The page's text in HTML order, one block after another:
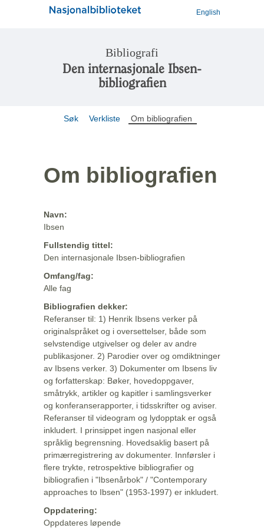
English
Bibliografi
Den internasjonale Ibsen-
bibliografien
Søk Verkliste Om bibliografien
Om bibliografien
Navn:
Ibsen
Fullstendig tittel:
Den internasjonale Ibsen-bibliografien
Omfang/fag:
Alle fag
Bibliografien dekker:
Referanser til: 1) Henrik Ibsens verker på
originalspråket og i oversettelser, både som
selvstendige utgivelser og deler av andre
publikasjoner. 2) Parodier over og omdiktninger
av Ibsens verker. 3) Dokumenter om Ibsens liv
og forfatterskap: Bøker, hovedoppgaver,
småtrykk, artikler og kapitler i samlingsverker
og konferanserapporter, i tidsskrifter og aviser.
Referanser til videogram og lydopptak er også
inkludert. I prinsippet ingen nasjonal eller
språklig begrensning. Hovedsaklig basert på
primærregistrering av dokumenter. Innførsler i
flere trykte, retrospektive bibliografier og
bibliografien i "Ibsenårbok" / "Contemporary
approaches to Ibsen" (1953-1997) er inkludert.
Oppdatering:
Oppdateres løpende